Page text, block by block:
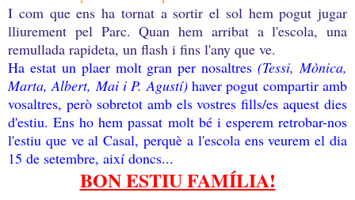
I com que ens ha tornat a sortir el sol hem pogut jugar
lliurement pel Parc. Quan hem arribat a l'escola, una
remullada rapideta, un flash i fins l'any que ve.
Ha estat un plaer molt gran per nosaltres(Tessi, Mònica,
Marta, Albert, Mai i P. Agustí)haver pogut compartir amb
vosaltres, però sobretot amb els vostres fills/es aquest dies
d'estiu. Ens ho hem passat molt bé i esperem retrobar-nos
l'estiu que ve al Casal, perquè a l'escola ens veurem el dia
15 de setembre, així doncs...
BON ESTIU FAMÍLIA!